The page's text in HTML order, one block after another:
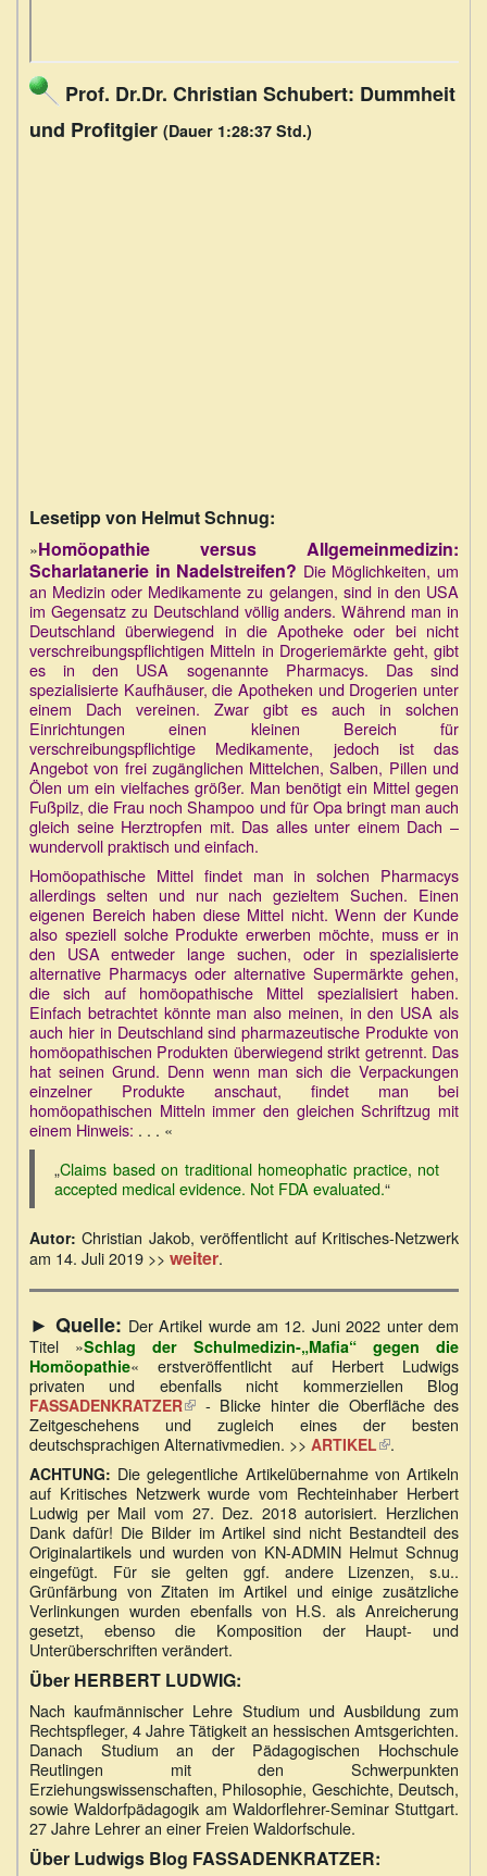
Prof. Dr.Dr. Christian Schubert: Dummheit
und Profitgier (Dauer 1:28:37 Std.)
Lesetipp von Helmut Schnug:
»Homöopathie versus Allgemeinmedizin:
Scharlatanerie in Nadelstreifen? Die Möglichkeiten, um
an Medizin oder Medikamente zu gelangen, sind in den USA
im Gegensatz zu Deutschland völlig anders. Während man in
Deutschland überwiegend in die Apotheke oder bei nicht
verschreibungspflichtigen Mitteln in Drogeriemärkte geht, gibt
es in den USA sogenannte Pharmacys. Das sind
spezialisierte Kaufhäuser, die Apotheken und Drogerien unter
einem Dach vereinen. Zwar gibt es auch in solchen
Einrichtungen einen kleinen Bereich für
verschreibungspflichtige Medikamente, jedoch ist das
Angebot von frei zugänglichen Mittelchen, Salben, Pillen und
Ölen um ein vielfaches größer. Man benötigt ein Mittel gegen
Fußpilz, die Frau noch Shampoo und für Opa bringt man auch
gleich seine Herztropfen mit. Das alles unter einem Dach –
wundervoll praktisch und einfach.
Homöopathische Mittel findet man in solchen Pharmacys
allerdings selten und nur nach gezieltem Suchen. Einen
eigenen Bereich haben diese Mittel nicht. Wenn der Kunde
also speziell solche Produkte erwerben möchte, muss er in
den USA entweder lange suchen, oder in spezialisierte
alternative Pharmacys oder alternative Supermärkte gehen,
die sich auf homöopathische Mittel spezialisiert haben.
Einfach betrachtet könnte man also meinen, in den USA als
auch hier in Deutschland sind pharmazeutische Produkte von
homöopathischen Produkten überwiegend strikt getrennt. Das
hat seinen Grund. Denn wenn man sich die Verpackungen
einzelner Produkte anschaut, findet man bei
homöopathischen Mitteln immer den gleichen Schriftzug mit
einem Hinweis: . . . «
„Claims based on traditional homeophatic practice, not
accepted medical evidence. Not FDA evaluated.“
Autor: Christian Jakob, veröffentlicht auf Kritisches-Netzwerk
am 14. Juli 2019 >> weiter.
► Quelle: Der Artikel wurde am 12. Juni 2022 unter dem
Titel »Schlag der Schulmedizin-„Mafia“ gegen die
Homöopathie« erstveröffentlicht auf Herbert Ludwigs
privaten und ebenfalls nicht kommerziellen Blog
FASSADENKRATZER(Link
ist
extern)
- Blicke hinter die Oberfläche des
Zeitgeschehens und zugleich eines der besten
deutschsprachigen Alternativmedien. >> ARTIKEL(Link
extern)
.
ACHTUNG: Die gelegentliche Artikelübernahme von Artikeln
auf Kritisches Netzwerk wurde vom Rechteinhaber Herbert
Ludwig per Mail vom 27. Dez. 2018 autorisiert. Herzlichen
Dank dafür! Die Bilder im Artikel sind nicht Bestandteil des
Originalartikels und wurden von KN-ADMIN Helmut Schnug
eingefügt. Für sie gelten ggf. andere Lizenzen, s.u..
Grünfärbung von Zitaten im Artikel und einige zusätzliche
Verlinkungen wurden ebenfalls von H.S. als Anreicherung
gesetzt, ebenso die Komposition der Haupt- und
Unterüberschriften verändert.
Über HERBERT LUDWIG:
Nach kaufmännischer Lehre Studium und Ausbildung zum
Rechtspfleger, 4 Jahre Tätigkeit an hessischen Amtsgerichten.
Danach Studium an der Pädagogischen Hochschule
Reutlingen mit den Schwerpunkten
Erziehungswissenschaften, Philosophie, Geschichte, Deutsch,
sowie Waldorfpädagogik am Waldorflehrer-Seminar Stuttgart.
27 Jahre Lehrer an einer Freien Waldorfschule.
Über Ludwigs Blog FASSADENKRATZER: